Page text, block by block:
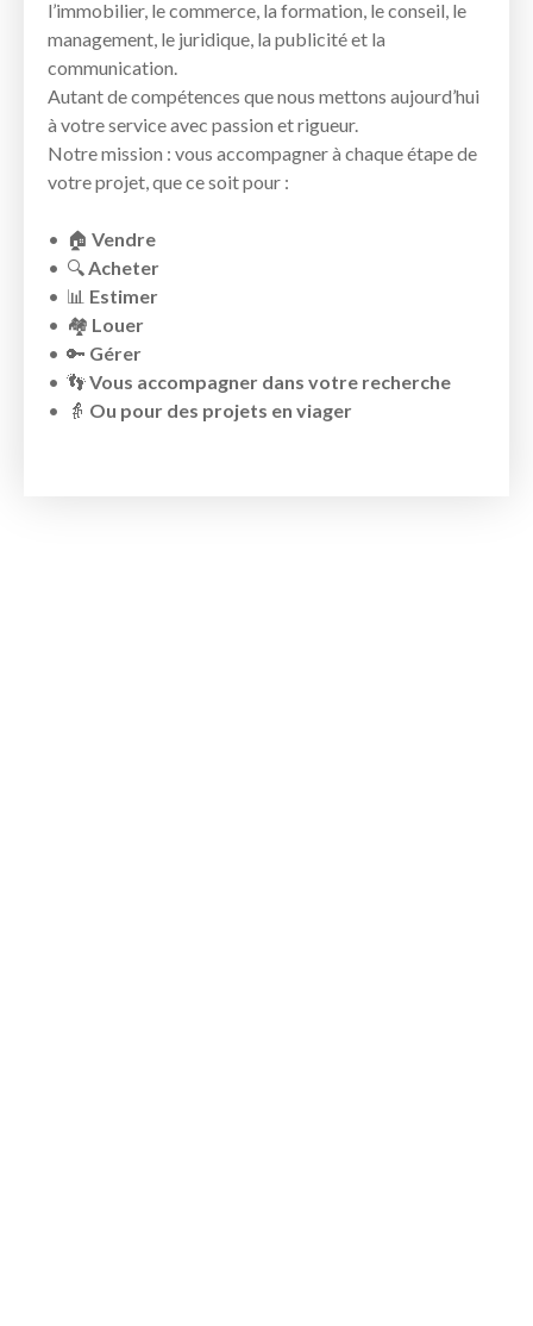
l’immobilier, le commerce, la formation, le conseil, le
management, le juridique, la publicité et la
communication.
Autant de compétences que nous mettons aujourd’hui
à votre service avec passion et rigueur.
Notre mission : vous accompagner à chaque étape de
votre projet, que ce soit pour :
🏠 Vendre
🔍 Acheter
📊 Estimer
🏘️ Louer
🔑 Gérer
👣Vous accompagner dans votre recherche
👵 Ou pour des projets en viager